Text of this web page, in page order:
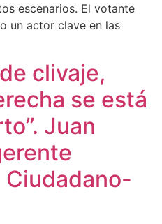
escenarios. El votante
un actor clave en las
clivaje,
se está
Juan
Ciudadano-